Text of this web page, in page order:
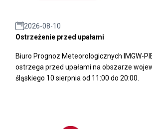
2026-08-10
Ostrzeżenie przed upałami
Biuro Prognoz Meteorologicznych IMGW-
ostrzega przed upałami na obszarze
śląskiego 10 sierpnia od 11:00 do 20:00.